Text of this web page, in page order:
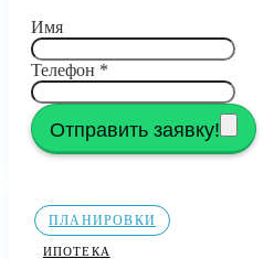
Имя
Телефон *
Отправить заявку!
ПЛАНИРОВКИ
ИПОТЕКА